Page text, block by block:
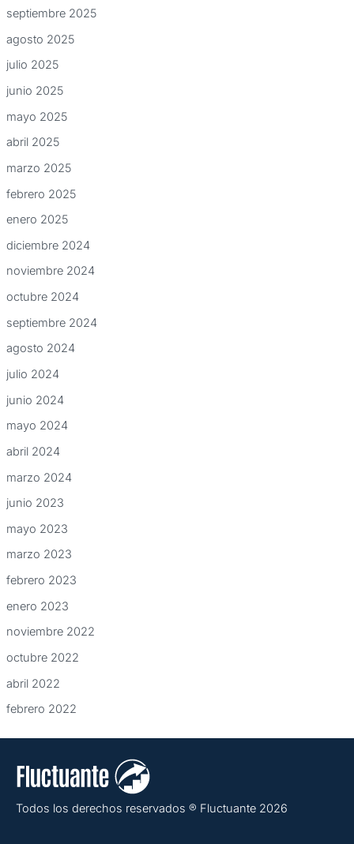
septiembre 2025
agosto 2025
julio 2025
junio 2025
mayo 2025
abril 2025
marzo 2025
febrero 2025
enero 2025
diciembre 2024
noviembre 2024
octubre 2024
septiembre 2024
agosto 2024
julio 2024
junio 2024
mayo 2024
abril 2024
marzo 2024
junio 2023
mayo 2023
marzo 2023
febrero 2023
enero 2023
noviembre 2022
octubre 2022
abril 2022
febrero 2022
Todos los derechos reservados ® Fluctuante 2026